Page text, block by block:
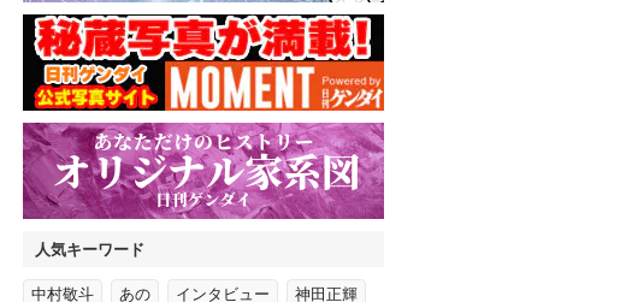
人気キーワード
中村敬斗 あの インタビュー 神田正輝